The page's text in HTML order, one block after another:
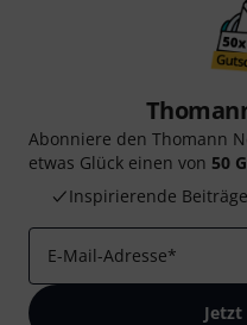
Abonniere den Thomann
etwas Glück einen von 50
Inspirierende Beiträge
E-Mail-Adresse*